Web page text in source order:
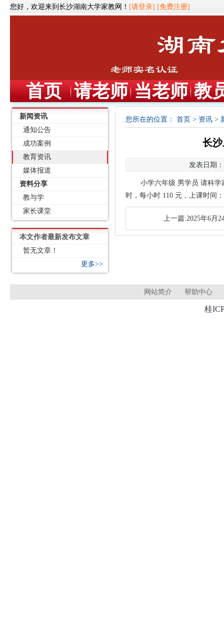
您好，欢迎来到长沙湖南大学家教网！ [请登录] [免费注册]
首页 请老师 当老师 教
新闻资讯
通知公告
成功案例
教育资讯
媒体报道
资料分享
教与学
家长课堂
本文作者最新发布文章
暂无文章！
更多>>
您所在的位置： 首页 > 资讯 >
长
发表日期
小学六年级 男学员 请科学
时，每小时 110 元，上课时间
上一篇:2025年6月
网站简介 帮助中心
桂